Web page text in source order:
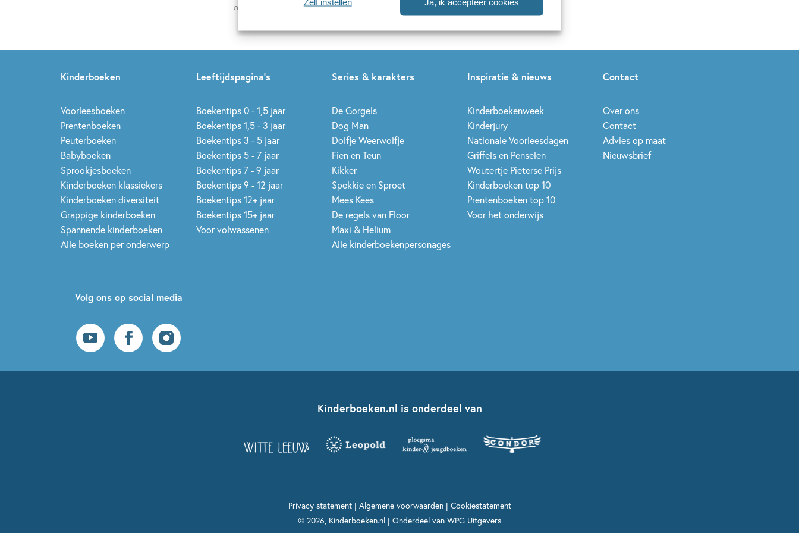
Op onze nieuwsbrieven is hetWPG Privacy Statement
Kinderboeken
Voorleesboeken
Prentenboeken
Peuterboeken
Babyboeken
Sprookjesboeken
Kinderboeken klassiekers
Kinderboeken diversiteit
Grappige kinderboeken
Spannende kinderboeken
Alle boeken per onderwerp
Leeftijdspagina’s
Boekentips 0 - 1,5 jaar
Boekentips 1,5 - 3 jaar
Boekentips 3 - 5 jaar
Boekentips 5 - 7 jaar
Boekentips 7 - 9 jaar
Boekentips 9 - 12 jaar
Boekentips 12+ jaar
Boekentips 15+ jaar
Voor volwassenen
Series & karakters
De Gorgels
Dog Man
Dolfje Weerwolfje
Fien en Teun
Kikker
Spekkie en Sproet
Mees Kees
De regels van Floor
Maxi & Helium
Alle kinderboekenpersonages
Inspiratie & nieuws
Kinderboekenweek
Kinderjury
Nationale Voorleesdagen
Griffels en Penselen
Woutertje Pieterse Prijs
Kinderboeken top 10
Prentenboeken top 10
Voor het onderwijs
Contact
Over ons
Contact
Advies op maat
Nieuwsbrief
Volg ons op social media
Kinderboeken.nl is onderdeel van
Privacy statement| Algemene voorwaarden| Cookiestatement
© 2026, Kinderboeken.nl | Onderdeel van WPG Uitgevers